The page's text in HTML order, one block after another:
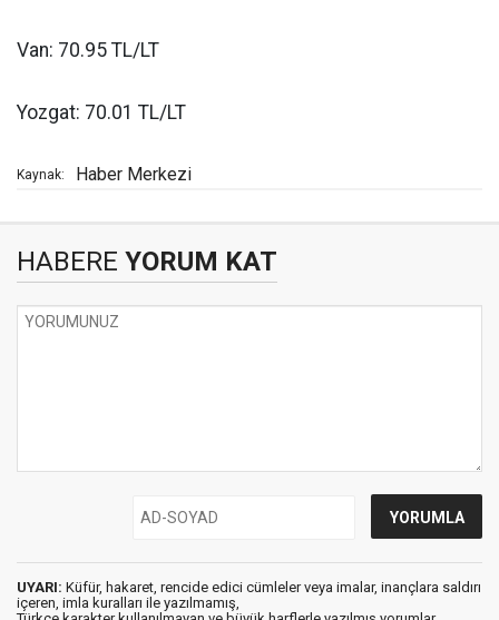
Van: 70.95 TL/LT
Yozgat: 70.01 TL/LT
Kaynak: Haber Merkezi
HABERE YORUM KAT
UYARI: Küfür, hakaret, rencide edici cümleler veya imalar, inançlara saldırı
içeren, imla kuralları ile yazılmamış,